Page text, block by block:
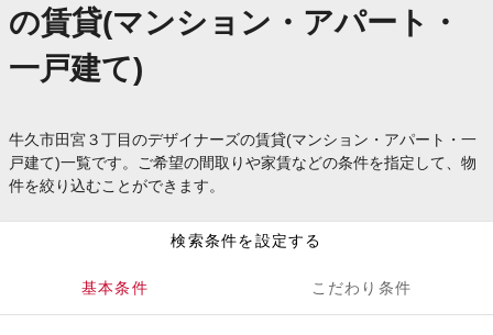
の賃貸(マンション・アパート・
一戸建て)
牛久市田宮３丁目のデザイナーズの賃貸(マンション・アパート・一
戸建て)一覧です。ご希望の間取りや家賃などの条件を指定して、物
件を絞り込むことができます。
検索条件を設定する
基本条件 こだわり条件